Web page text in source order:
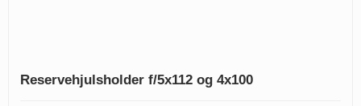
Reservehjulsholder f/5x112 og 4x100